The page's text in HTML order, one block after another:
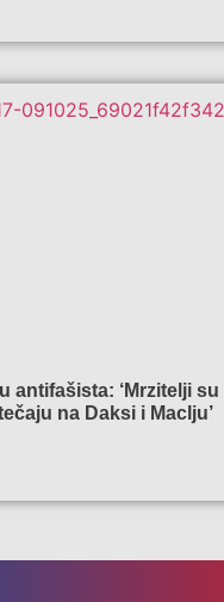
antifašista: ‘Mrzitelji
na Daksi i Maclju’